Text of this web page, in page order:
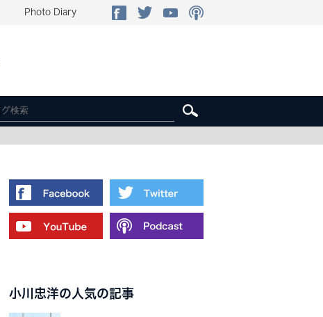
Photo Diary
小川忠洋の人気の記事